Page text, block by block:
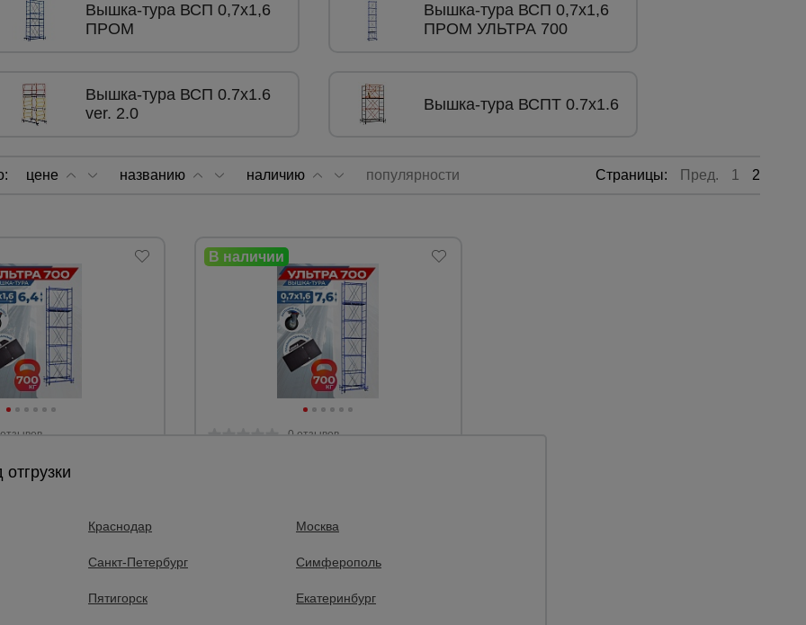
Вышка-тура ВСП 0,7x1,6
ПРОМ
Вышка-тура ВСП 0,7x1,6
ПРОМ УЛЬТРА 700
Вышка-тура ВСП 0.7х1.6
ver. 2.0
Вышка-тура ВСПТ 0.7х1.6
цене названию наличию популярности Страницы: Пред. 1 2
6.4 м
0,7х1,6 м
6,4 м
6.4
0 отзывов
Краснодар Москва
Санкт-Петербург Симферополь
Пятигорск Екатеринбург